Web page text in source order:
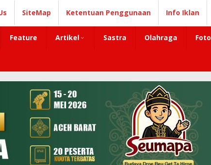
SiteMap Ketentuan Penggunaan Info Iklan
Feature Artikel Sastra Olahraga Foto